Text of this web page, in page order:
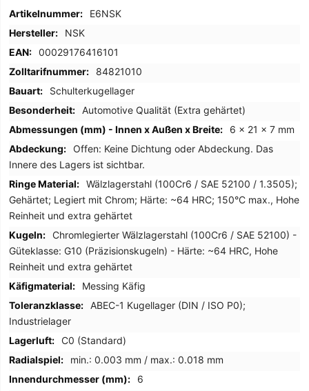
Mehr
Informationen
E6NSK
NSK
00029176416101
84821010
Schulterkugellager
Automotive Qualität (Extra gehärtet)
6 x 21 x 7 mm
Offen: Keine Dichtung oder Abdeckung. Das
Innere des Lagers ist sichtbar.
Wälzlagerstahl (100Cr6 / SAE 52100 / 1.3505);
Gehärtet; Legiert mit Chrom; Härte: ~64 HRC; 150°C max., Hohe
Reinheit und extra gehärtet
Chromlegierter Wälzlagerstahl (100Cr6 / SAE 52100) -
Güteklasse: G10 (Präzisionskugeln) - Härte: ~64 HRC, Hohe
Reinheit und extra gehärtet
Messing Käfig
ABEC-1 Kugellager (DIN / ISO P0);
Industrielager
C0 (Standard)
min.: 0.003 mm / max.: 0.018 mm
6